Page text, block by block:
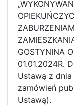
GOSTYNINA
01.01.2024R.
Ustawą z dnia
zamówień
Ustawą).